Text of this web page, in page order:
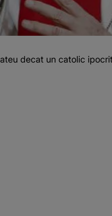
decat un catolic